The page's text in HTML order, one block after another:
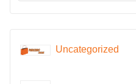
Uncategorized